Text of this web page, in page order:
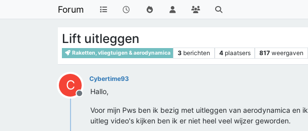
Forum
Lift uitleggen
Raketten, vliegtuigen & aerodynamica 3 berichten 4 plaatsers 817 weergaven
C
Offline
Cybertime93
Hallo,
Voor mijn Pws ben ik bezig met uitleggen van aerodynamica en
uitleg video's kijken ben ik er niet heel veel wijzer geworden.